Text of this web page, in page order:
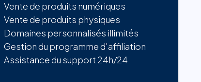
Vente de produits numériques
Vente de produits physiques
Domaines personnalisés illimités
Gestion du programme d'affiliation
Assistance du support 24h/24